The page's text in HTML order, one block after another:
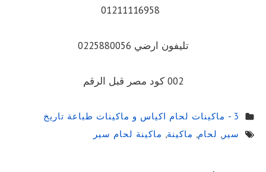
تليفون ارضي 0225880056
002 كود مصر قبل الرقم
3 - ماكينات لحام اكياس و ماكينات طباعة تاريخ
سير , لحام, ماكينة, ماكينة لحام سير